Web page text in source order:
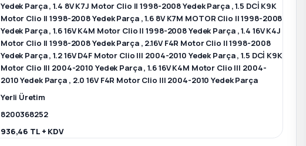
Yedek Parça,1.4 8V K7J Motor Clio II 1998-2008 Yedek Parça ,1.5 DCİ K9K
Motor Clio II 1998-2008 Yedek Parça ,1.6 8V K7M MOTOR Clio II 1998-2008
Yedek Parça,1.6 16V K4M Motor Clio II 1998-2008 Yedek Parça ,1.4 16V K4J
Motor Clio II 1998-2008 Yedek Parça , 2.16V F4R Motor Clio II 1998-2008
Yedek Parça,1.2 16V D4F Motor Clio III 2004-2010 Yedek Parça,1.5 DCİ K9K
Motor Clio III 2004-2010 Yedek Parça,1.6 16V K4M Motor Clio III 2004-
2010 Yedek Parça , 2.0 16V F4R Motor Clio III 2004-2010 Yedek Parça
Yerli Üretim
8200368252
936,46 TL + KDV